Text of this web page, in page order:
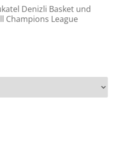
Denizli Basket und
Champions League